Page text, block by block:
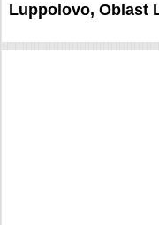
Luppolovo, Oblast